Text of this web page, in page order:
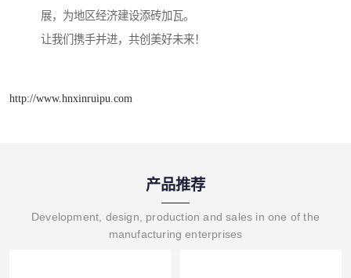
展，为地区经济建设添砖加瓦。
让我们携手并进，共创美好未来！
http://www.hnxinruipu.com
产品推荐
Development, design, production and sales in one of the
manufacturing enterprises